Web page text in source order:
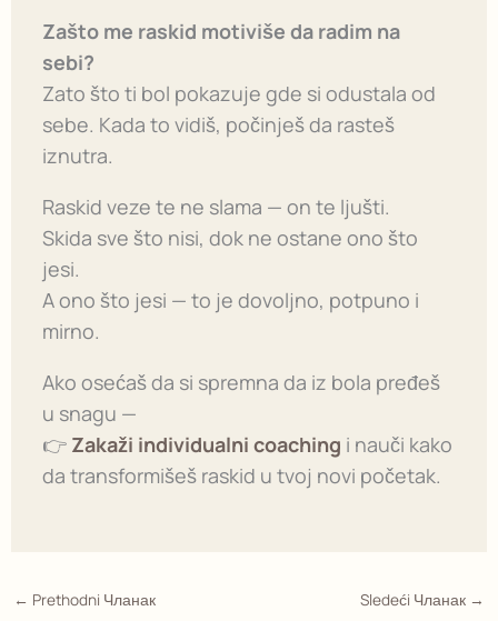
Zašto me raskid motiviše da radim na
sebi?
Zato što ti bol pokazuje gde si odustala od
sebe. Kada to vidiš, počinješ da rasteš
iznutra.
Raskid veze te ne slama — on te ljušti.
Skida sve što nisi, dok ne ostane ono što
jesi.
A ono što jesi — to je dovoljno, potpuno i
mirno.
Ako osećaš da si spremna da iz bola pređeš
u snagu —
👉 Zakaži individualni coaching i nauči kako
da transformišeš raskid u tvoj novi početak.
← Prethodni Чланак Sledeći Чланак →